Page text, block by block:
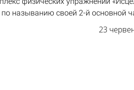
называнию своей 2-й основной
23